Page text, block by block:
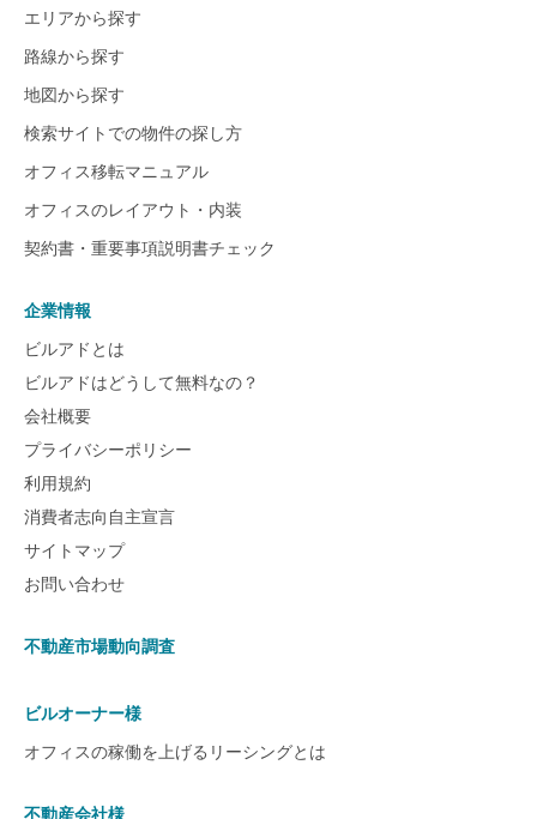
エリアから探す
路線から探す
地図から探す
検索サイトでの物件の探し方
オフィス移転マニュアル
オフィスのレイアウト・内装
契約書・重要事項説明書チェック
企業情報
ビルアドとは
ビルアドはどうして無料なの？
会社概要
プライバシーポリシー
利用規約
消費者志向自主宣言
サイトマップ
お問い合わせ
不動産市場動向調査
ビルオーナー様
オフィスの稼働を上げるリーシングとは
不動産会社様